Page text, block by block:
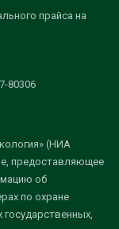
прайса на
80306
(НИА
предоставляющее
об
по охране